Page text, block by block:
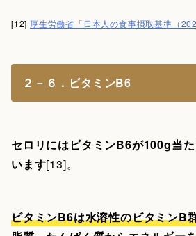
[12] 厚生労働省「日本人の食事摂取基準（
２－６．ビタミンB6
セロリにはビタミンB6が100g当
います[13]。
ビタミンB6は水溶性のビタミンB